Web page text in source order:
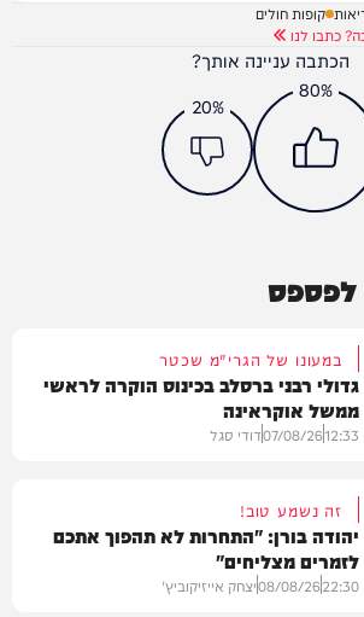
קופות חולים
כתבו לנו
הכתבה עניינה אותך?
80%
20%
לפספס
במעונו של הגרי"מ שכטר
גדולי רבני ברסלב בכינוס הוקרה לראשי
ממשל אוקראינה
12:33
07/08/26דודי סגל
זה נשמע טוב!
יהודה בורן: "התחרות לא תהפוך אתכם
לזמרים מצליחים"
22:30
08/08/26יצחק אייזיקוביץ'